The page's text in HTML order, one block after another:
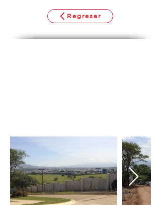
Regresar